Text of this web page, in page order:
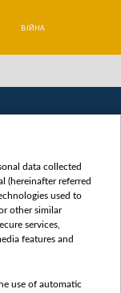
ВІЙНА
data collected
(hereinafter referred
used to
other similar
services,
features and
use of automatic